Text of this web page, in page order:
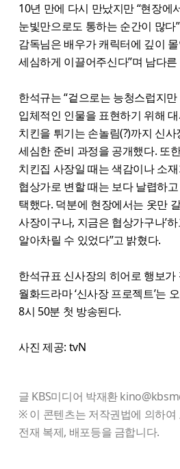
10년 만에 다시 만났지만 “현장에
눈빛만으로도 통하는 순간이 많다
감독님은 배우가 캐릭터에 깊이
세심하게 이끌어주신다”며 남다
한석규는 “겉으로는 능청스럽지
입체적인 인물을 표현하기 위해
치킨을 튀기는 손놀림(?)까지 신사
세심한 준비 과정을 공개했다. 또
치킨집 사장일 때는 색감이나 소
협상가로 변할 때는 보다 날렵하
택했다. 덕분에 현장에서는 옷만
사장이구나, 지금은 협상가구나’
알아차릴 수 있었다”고 밝혔다.
한석규표 신사장의 히어로 행보가
월화드라마 ‘신사장 프로젝트’는
8시 50분 첫 방송된다.
사진 제공: tvN
글 KBS미디어 박재환
※ 이 콘텐츠는 저작권법에 의하여
전재 복제, 배포등을 금합니다.